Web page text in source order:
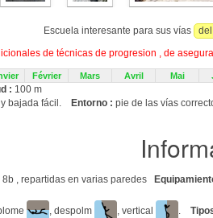
Escuela interesante para sus vías
de técnicas de progresion , de
Février Mars Avril Mai
: 100 m
bajada fácil. Entorno : pie de las vías
, repartidas en varias paredes
, despolm , vertical .